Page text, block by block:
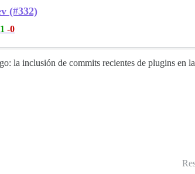
(#332)
-0
la inclusión de commits recientes de plugins en